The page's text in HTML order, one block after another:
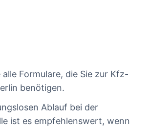
Formulare, die Sie zur Kfz-
benötigen.
Ablauf bei der
ist es empfehlenswert, wenn